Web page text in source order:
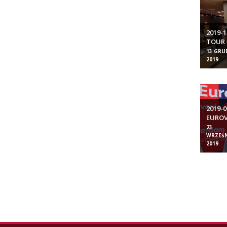
2019-
TOUR
13
2019
2019-
23
2019